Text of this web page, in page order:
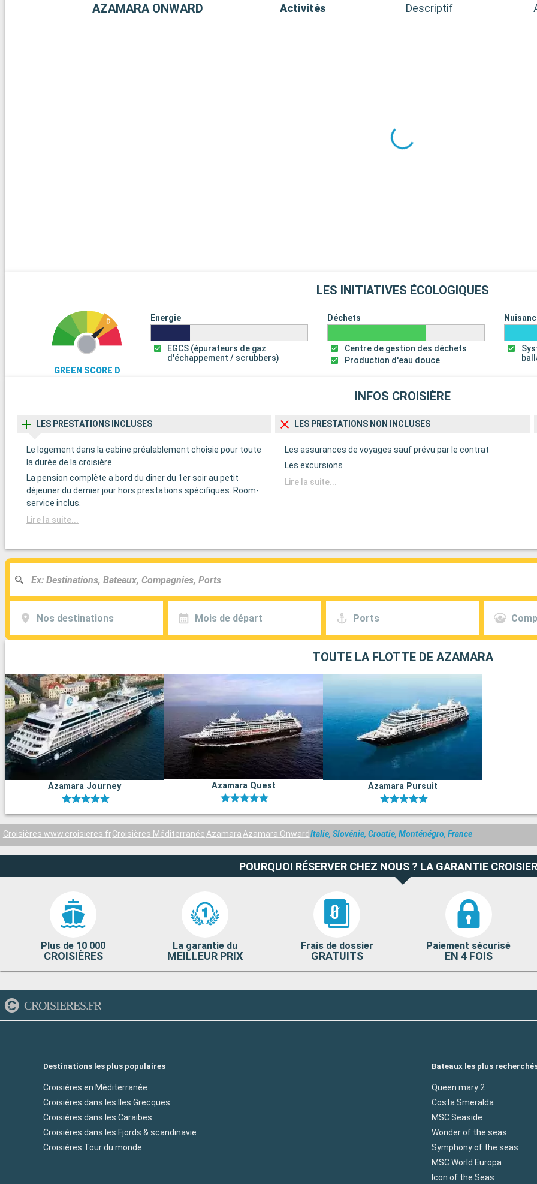
AZAMARA ONWARD Activités Descriptif
LES INITIATIVES ÉCOLOGIQUES
GREEN SCORE D
Energie
EGCS (épurateurs de gaz
d'échappement / scrubbers)
Déchets
Centre de gestion des déchets
Production d'eau douce
INFOS CROISIÈRE
LES PRESTATIONS INCLUSES
Le logement dans la cabine préalablement choisie pour toute
la durée de la croisière
La pension complète a bord du diner du 1er soir au petit
déjeuner du dernier jour hors prestations spécifiques. Room-
service inclus.
Lire la suite...
LES PRESTATIONS NON INCLUSES
Les assurances de voyages sauf prévu par le contrat
Les excursions
Lire la suite...
Nos destinations Mois de départ Ports
TOUTE LA FLOTTE DE AZAMARA
Azamara Journey Azamara Quest Azamara Pursuit
Croisières www.croisieres.frCroisières Méditerranée Azamara Azamara OnwardItalie, Slovénie, Croatie, Monténégro, France
POURQUOI RÉSERVER CHEZ NOUS ? LA GARANTIE
Plus de 10 000
CROISIÈRES
La garantie du
MEILLEUR PRIX
Frais de dossier
GRATUITS
Paiement sécurisé
EN 4 FOIS
CROISIERES.FR
Destinations les plus populaires
Croisières en Méditerranée
Croisières dans les Iles Grecques
Croisières dans les Caraibes
Croisières dans les Fjords & scandinavie
Croisières Tour du monde
Bateaux les plus
Queen mary 2
Costa Smeralda
MSC Seaside
Wonder of the seas
Symphony of the seas
MSC World Europa
Icon of the Seas